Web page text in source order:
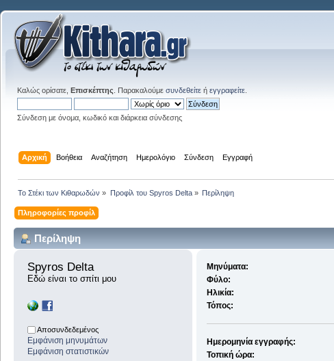
Καλώς ορίσατε, Επισκέπτης . Παρακαλούμε συνδεθείτε ή εγγραφείτε
Σύνδεση με όνομα, κωδικό και διάρκεια σύνδεσης
Αρχική Βοήθεια Αναζήτηση Ημερολόγιο Σύνδεση Εγγραφή
Το Στέκι των Κιθαρωδών » Προφίλ του Spyros Delta» Περίληψη
Πληροφορίες προφίλ
Περίληψη
Spyros Delta
Εδώ είναι το σπίτι μου
Αποσυνδεδεμένος
Εμφάνιση μηνυμάτων
Εμφάνιση στατιστικών
Μηνύματα:
Φύλο:
Ηλικία:
Τόπος:
Ημερομηνία εγγραφής:
Τοπική ώρα: